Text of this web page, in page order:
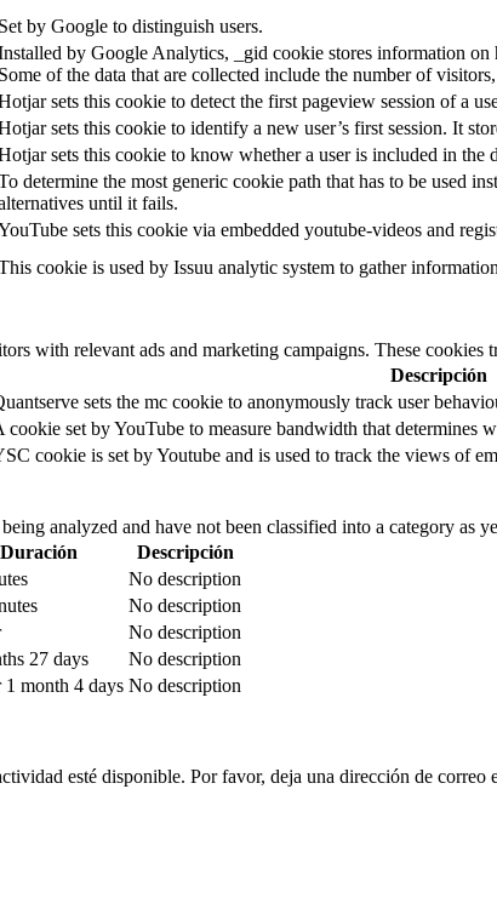
Set by Google to distinguish users.
by Google Analytics, _gid cookie stores information
Some of the data that are collected include the number of
sets this cookie to detect the first pageview session of a
sets this cookie to identify a new user’s first session. It
sets this cookie to know whether a user is included in the
determine the most generic cookie path that has to be used
until it fails.
sets this cookie via embedded youtube-videos and
cookie is used by Issuu analytic system to gather
with relevant ads and marketing campaigns. These
Descripción
sets the mc cookie to anonymously track user
cookie set by YouTube to measure bandwidth that determines
cookie is set by Youtube and is used to track the views of
analyzed and have not been classified into a category as
Duración
Descripción
No description
No description
No description
27 days
No description
1 month 4 days No description
esté disponible. Por favor, deja una dirección de correo